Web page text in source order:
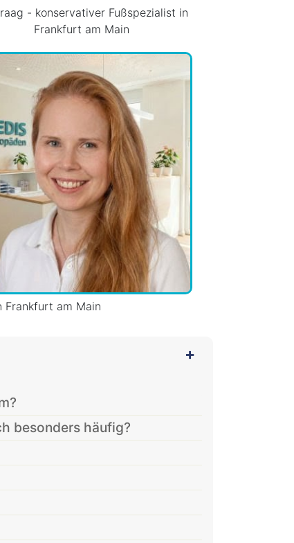
- konservativer Fußspezialist in
Frankfurt am Main
Frankfurt am Main
besonders häufig?